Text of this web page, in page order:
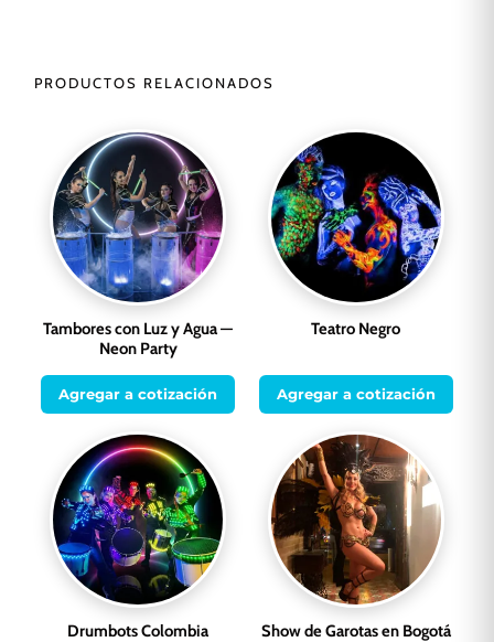
PRODUCTOS RELACIONADOS
Tambores con Luz y Agua —
Neon Party
Agregar a cotización
Teatro Negro
Agregar a cotización
Drumbots Colombia Show de Garotas en Bogotá